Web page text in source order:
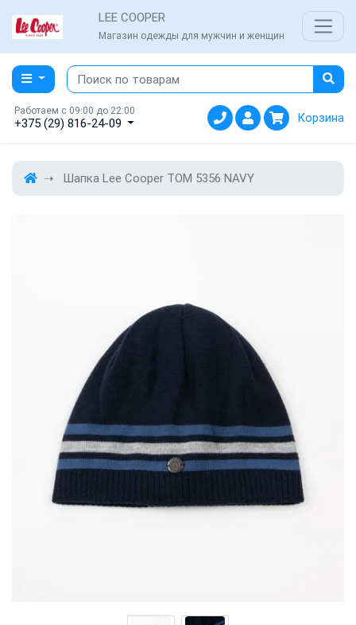
LEE COOPER
Магазин одежды для мужчин и женщин
Работаем с 09:00 до 22:00
+375 (29) 816-24-09 Корзина
Шапка Lee Cooper TOM 5356 NAVY